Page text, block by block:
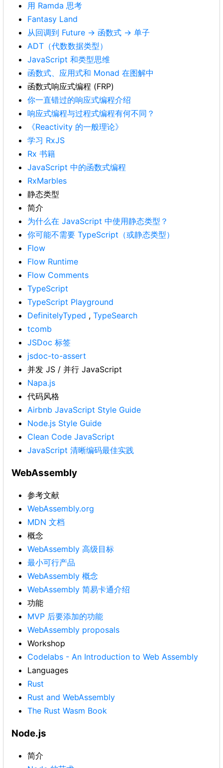
用 Ramda 思考
Fantasy Land
从回调到 Future -> 函数式 -> 单子
ADT（代数数据类型）
JavaScript 和类型思维
函数式、应用式和 Monad 在图解中
函数式响应式编程 (FRP)
你一直错过的响应式编程介绍
响应式编程与过程式编程有何不同？
《Reactivity 的一般理论》
学习 RxJS
Rx 书籍
JavaScript 中的函数式编程
RxMarbles
静态类型
简介
为什么在 JavaScript 中使用静态类型？
你可能不需要 TypeScript（或静态类型）
Flow
Flow Runtime
Flow Comments
TypeScript
TypeScript Playground
DefinitelyTyped , TypeSearch
tcomb
JSDoc 标签
jsdoc-to-assert
并发 JS / 并行 JavaScript
Napa.js
代码风格
Airbnb JavaScript Style Guide
Node.js Style Guide
Clean Code JavaScript
JavaScript 清晰编码最佳实践
WebAssembly
参考文献
WebAssembly.org
MDN 文档
概念
WebAssembly 高级目标
最小可行产品
WebAssembly 概念
WebAssembly 简易卡通介绍
功能
MVP 后要添加的功能
WebAssembly proposals
Workshop
Codelabs - An Introduction to Web Assembly
Languages
Rust
Rust and WebAssembly
The Rust Wasm Book
Node.js
简介